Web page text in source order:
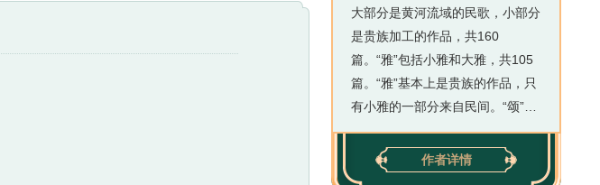
大部分是黄河流域的民歌，小部分
是贵族加工的作品，共160
篇。“雅”包括小雅和大雅，共105
篇。“雅”基本上是贵族的作品，只
有小雅的一部分来自民间。“颂”包
括周颂、鲁颂和商颂，共40篇。
颂是宫廷用于祭祀的歌词。一般来
说，来自民间的歌谣，生动活泼，
作者详情